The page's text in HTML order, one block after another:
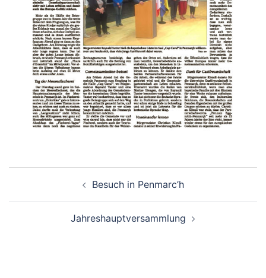
Besuch in Penmarc’h
Jahreshauptversammlung